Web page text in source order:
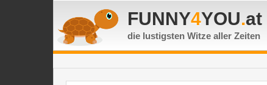
FUNNY4YOU.at
die lustigsten Witze aller Zeiten